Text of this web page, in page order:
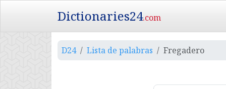
Dictionaries24.com
D24 Lista de palabras Fregadero